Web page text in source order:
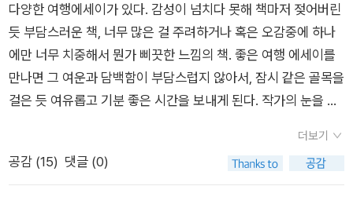
누리고 서울에 괜찮은 집 한 칸도 가졌지만, 정작 자신의 글은 쓸
수가 없었다. 소설가인데, 소설을 쓸 여력이 없었다. 그런 상황을
알아본 사람들이 '좀 쉬어야 하는 거 아니야?'라고 말해도 '괜찮
아.'라고 말하며 도리질하고 하던 일에 열중했다. 그러던 어느 날,
정말 이대로 살면 안 될 것 같다는 생각이 들었다. 마침 얼마 전
방송 프로그램 촬영을 위해 이탈리아 남부 시칠리아를 여행했던
것이 떠올랐다. 그때 일정에 쫓겨서 가보지 못한 곳들, 가봤지만
다양한 여행에세이가 있다. 감성이 넘치다 못해 책마저 젖어버린
듯 부담스러운 책, 너무 많은 걸 주려하거나 혹은 오감중에 하나
에만 너무 치중해서 뭔가 삐끗한 느낌의 책. 좋은 여행 에세이를
만나면 그 여운과 담백함이 부담스럽지 않아서, 잠시 같은 골목을
걸은 듯 여유롭고 기분 좋은 시간을 보내게 된다. 작가의 눈을 통
의 향과 그 과정과 주변의 풍경들, 과하지 않은 투덜거림과 감상,
그 곳을 여행한다면 가졌을 호기심이나 알고 가면 더 좋을법한 역
더보기
공감 (15) 댓글 (0)